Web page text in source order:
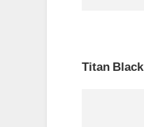
Titan Black